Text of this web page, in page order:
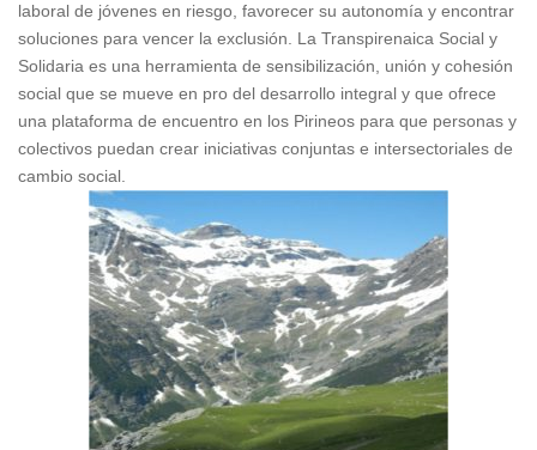
laboral de jóvenes en riesgo, favorecer su autonomía y encontrar
soluciones para vencer la exclusión. La Transpirenaica Social y
Solidaria es una herramienta de sensibilización, unión y cohesión
social que se mueve en pro del desarrollo integral y que ofrece
una plataforma de encuentro en los Pirineos para que personas y
colectivos puedan crear iniciativas conjuntas e intersectoriales de
cambio social.